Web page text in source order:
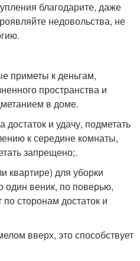
благодарите, даже
недовольства, не
приметы к деньгам,
пространства и
в доме.
и удачу, подметать
к середине комнаты,
запрещено;.
для уборки
один веник, по поверью,
сторонам достаток и
вверх, это способствует